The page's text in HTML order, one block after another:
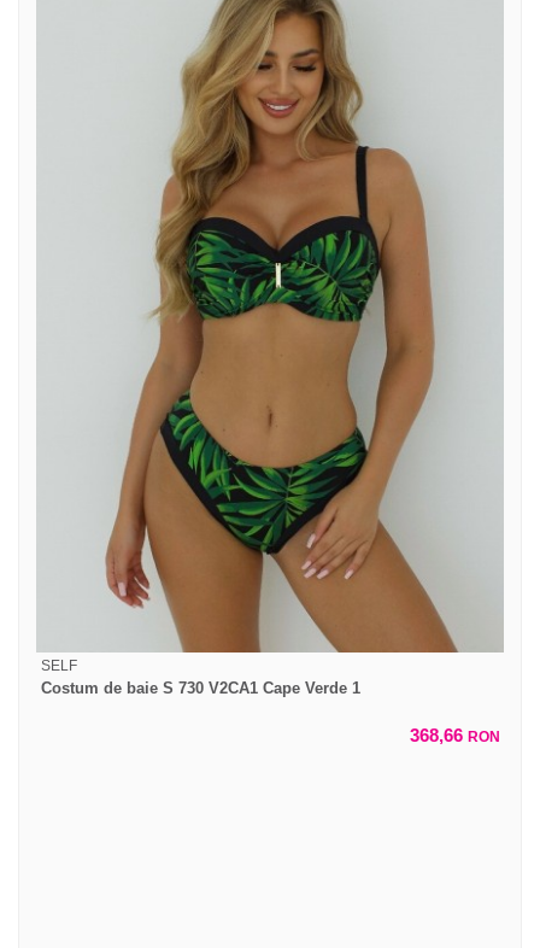
SELF
Costum de baie S 730 V2CA1 Cape Verde 1
368,66 RON